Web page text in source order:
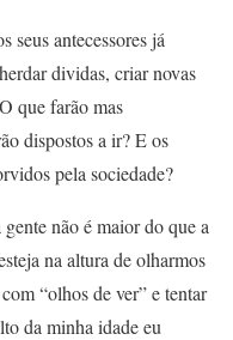
seus antecessores já
dividas, criar novas
que farão mas
dispostos a ir? E os
pela sociedade?
não é maior do que a
na altura de olharmos
“olhos de ver” e tentar
da minha idade eu